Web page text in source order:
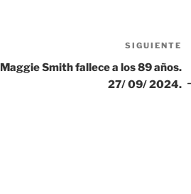
SIGUIENTE
Maggie Smith fallece a los 89 años.
27/ 09/ 2024.